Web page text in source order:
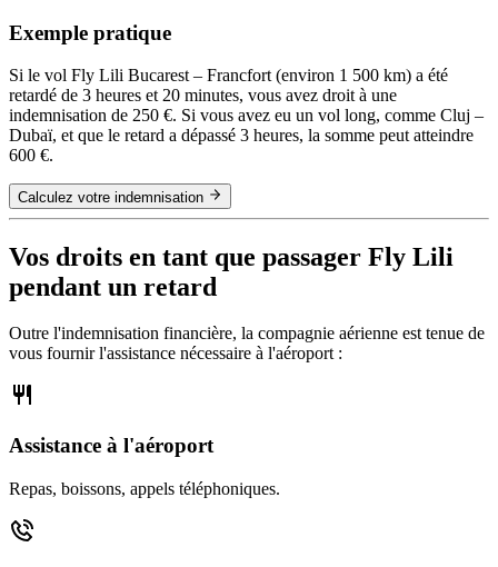
Exemple pratique
Si le vol Fly Lili Bucarest – Francfort (environ 1 500 km) a été
retardé de 3 heures et 20 minutes, vous avez droit à une
indemnisation de 250 €. Si vous avez eu un vol long, comme Cluj –
Dubaï, et que le retard a dépassé 3 heures, la somme peut atteindre
600 €.
Calculez votre indemnisation
Vos droits en tant que passager Fly Lili
pendant un retard
Outre l'indemnisation financière, la compagnie aérienne est tenue de
vous fournir l'assistance nécessaire à l'aéroport :
Assistance à l'aéroport
Repas, boissons, appels téléphoniques.